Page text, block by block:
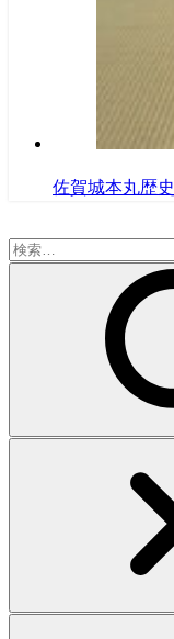
佐賀城本丸歴
検